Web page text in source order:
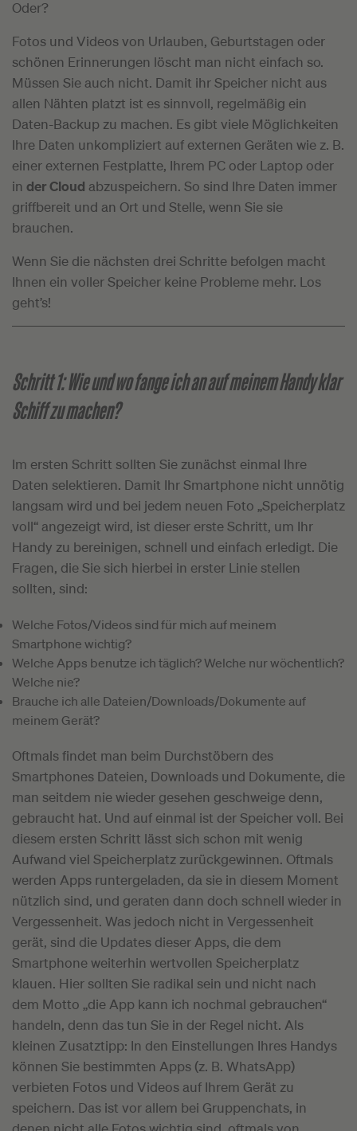
Oder?
Fotos und Videos von Urlauben, Geburtstagen oder
schönen Erinnerungen löscht man nicht einfach so.
Müssen Sie auch nicht. Damit ihr Speicher nicht aus
allen Nähten platzt ist es sinnvoll, regelmäßig ein
Daten-Backup zu machen. Es gibt viele Möglichkeiten
Ihre Daten unkompliziert auf externen Geräten wie z. B.
einer externen Festplatte, Ihrem PC oder Laptop oder
in der Cloud abzuspeichern. So sind Ihre Daten immer
griffbereit und an Ort und Stelle, wenn Sie sie
brauchen.
Wenn Sie die nächsten drei Schritte befolgen macht
Ihnen ein voller Speicher keine Probleme mehr. Los
geht’s!
Schritt 1: Wie und wo fange ich an auf meinem Handy klar
Schiff zu machen?
Im ersten Schritt sollten Sie zunächst einmal Ihre
Daten selektieren. Damit Ihr Smartphone nicht unnötig
langsam wird und bei jedem neuen Foto „Speicherplatz
voll“ angezeigt wird, ist dieser erste Schritt, um Ihr
Handy zu bereinigen, schnell und einfach erledigt. Die
Fragen, die Sie sich hierbei in erster Linie stellen
sollten, sind:
Welche Fotos/Videos sind für mich auf meinem
Smartphone wichtig?
Welche Apps benutze ich täglich? Welche nur wöchentlich?
Welche nie?
Brauche ich alle Dateien/Downloads/Dokumente auf
meinem Gerät?
Oftmals findet man beim Durchstöbern des
Smartphones Dateien, Downloads und Dokumente, die
man seitdem nie wieder gesehen geschweige denn,
gebraucht hat. Und auf einmal ist der Speicher voll. Bei
diesem ersten Schritt lässt sich schon mit wenig
Aufwand viel Speicherplatz zurückgewinnen. Oftmals
werden Apps runtergeladen, da sie in diesem Moment
nützlich sind, und geraten dann doch schnell wieder in
Vergessenheit. Was jedoch nicht in Vergessenheit
gerät, sind die Updates dieser Apps, die dem
Smartphone weiterhin wertvollen Speicherplatz
klauen. Hier sollten Sie radikal sein und nicht nach
dem Motto „die App kann ich nochmal gebrauchen“
handeln, denn das tun Sie in der Regel nicht. Als
kleinen Zusatztipp: In den Einstellungen Ihres Handys
können Sie bestimmten Apps (z. B. WhatsApp)
verbieten Fotos und Videos auf Ihrem Gerät zu
speichern. Das ist vor allem bei Gruppenchats, in